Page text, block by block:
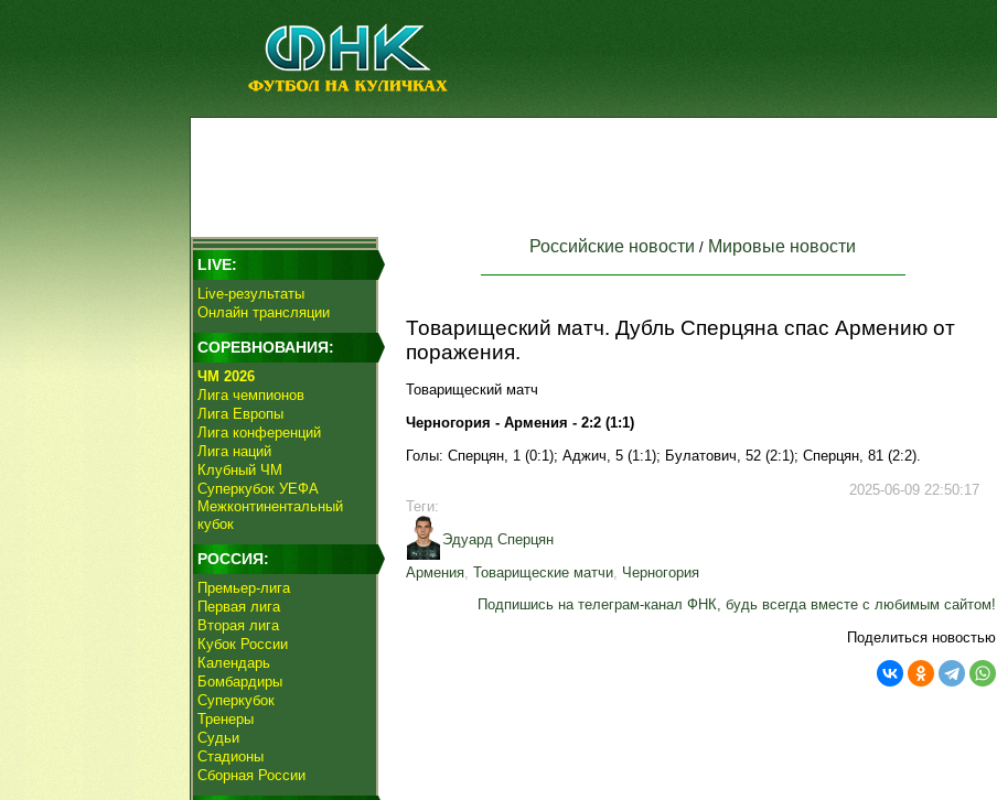
LIVE:
Live-результаты
Онлайн трансляции
СОРЕВНОВАНИЯ:
ЧМ 2026
Лига чемпионов
Лига Европы
Лига конференций
Лига наций
Клубный ЧМ
Суперкубок УЕФА
Межконтинентальный
кубок
РОССИЯ:
Премьер-лига
Первая лига
Вторая лига
Кубок России
Календарь
Бомбардиры
Суперкубок
Тренеры
Судьи
Стадионы
Сборная России
Российские новости / Мировые новости
Товарищеский матч. Дубль Сперцяна спас Армению от
поражения.
Товарищеский матч
Черногория - Армения - 2:2 (1:1)
Голы: Сперцян, 1 (0:1); Аджич, 5 (1:1); Булатович, 52 (2:1); Сперцян, 81 (2:2).
2025-06-09 22:50:17
Теги:
Эдуард Сперцян
Армения, Товарищеские матчи, Черногория
Подпишись на телеграм-канал ФНК, будь всегда вместе с любимым сайтом!
Поделиться новостью